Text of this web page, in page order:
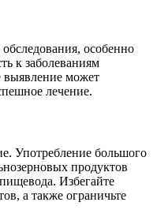
особенно
к заболеваниям
выявление может
лечение.
Употребление большого
продуктов
Избегайте
а также ограничьте